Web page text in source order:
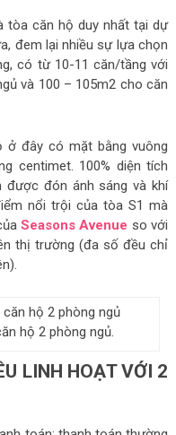
tòa căn hộ duy nhất tại dự
đem lại nhiều sự lựa chọn
có từ 10-11 căn/tầng với
và 100 – 105m2 cho căn
ở đây có mặt bằng vuông
centimet. 100% diện tích
được đón ánh sáng và khí
nổi trội của tòa S1 mà
Seasons Avenue so với
thị trường (đa số đều chỉ
hộ 2 phòng ngủ.
LINH HOẠT VỚI 2